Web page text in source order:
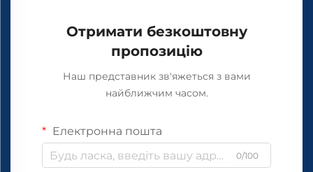
Отримати безкоштовну
пропозицію
Наш представник зв'яжеться з вами
найближчим часом.
Електронна пошта
0/100